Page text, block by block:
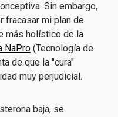
Sin embargo,
fracasar mi plan de
más holístico de la
NaPro (Tecnología de
de que la "cura"
muy perjudicial.
baja, se